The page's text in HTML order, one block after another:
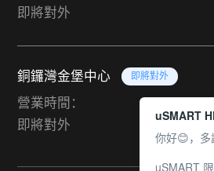
即將對外
銅鑼灣金堡中心 即將對外
營業時間：
即將對外
uSMART
你好😊，多
uSMART